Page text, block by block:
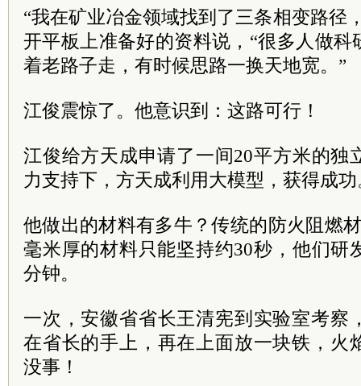
“我在矿业冶金领域找到了三条相变路径
开平板上准备好的资料说，“很多人做
着老路子走，有时候思路一换天地宽。”
江俊震惊了。他意识到：这路可行！
江俊给方天成申请了一间20平方米的独
力支持下，方天成利用大模型，获得成功
他做出的材料有多牛？传统的防火阻燃
毫米厚的材料只能坚持约30秒，他们研
分钟。
一次，安徽省省长王清宪到实验室考察
在省长的手上，再在上面放一块铁，火
没事！